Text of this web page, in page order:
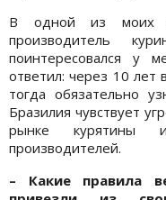
В одной из моих
производитель
поинтересовался у
ответил: через 10 лет
тогда обязательно
Бразилия чувствует
рынке курятины и
производителей.
– Какие правила